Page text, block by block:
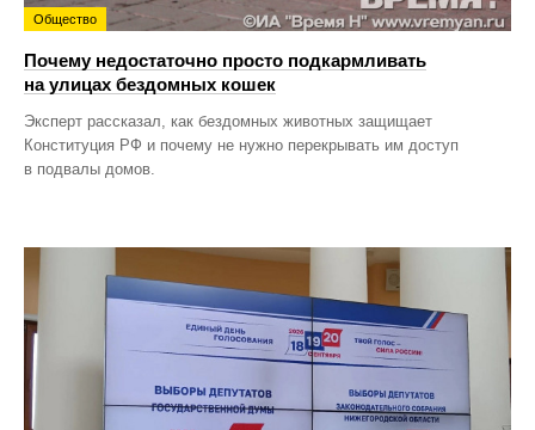
Общество
Почему недостаточно просто подкармливать
на улицах бездомных кошек
Эксперт рассказал, как бездомных животных защищает
Конституция РФ и почему не нужно перекрывать им доступ
в подвалы домов.